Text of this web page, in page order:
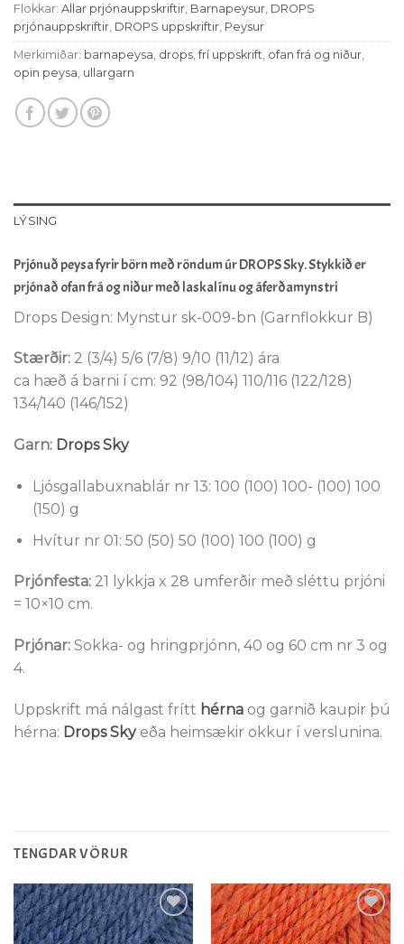
Flokkar: Allar prjónauppskriftir Barnapeysur DROPS
prjónauppskriftir DROPS uppskriftir Peysur
Merkimiðar: barnapeysa drops frí uppskrift ofan frá og niður
opin peysa ullargarn
LÝSING
Prjónuð peysa fyrir börn með röndum úr DROPS Sky. Stykkið er
prjónað ofan frá og niður með laskalínu og áferðamynstri
Drops Design: Mynstur sk-009-bn (Garnflokkur B)
Stærðir: 2 (3/4) 5/6 (7/8) 9/10 (11/12) ára
ca hæð á barni í cm: 92 (98/104) 110/116 (122/128)
134/140 (146/152)
Garn: Drops Sky
Ljósgallabuxnablár nr 13: 100 (100) 100- (100) 100
(150) g
Hvítur nr 01: 50 (50) 50 (100) 100 (100) g
Prjónfesta: 21 lykkja x 28 umferðir með sléttu prjóni
= 10×10 cm.
Prjónar: Sokka- og hringprjónn, 40 og 60 cm nr 3 og
4.
Uppskrift má nálgast frítt hérna og garnið kaupir þú
hérna: Drops Skyeða heimsækir okkur í verslunina.
TENGDAR VÖRUR